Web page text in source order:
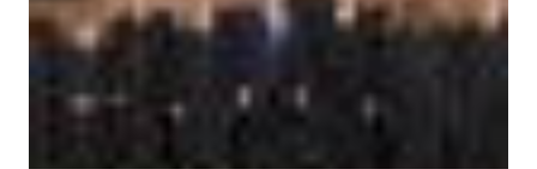
l’esperienza. Come diventerà ovvio Man mano che l’IA
diventerà sempre più avanzata (soprattutto tra il 2027 e il
2035), emergeranno situazioni che renderanno la differenza
lampante: L’IA sarà in gr...